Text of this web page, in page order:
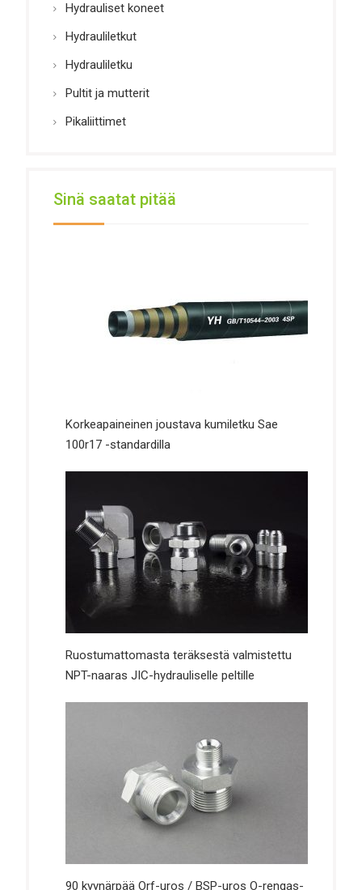
Hydrauliset koneet
Hydrauliletkut
Hydrauliletku
Pultit ja mutterit
Pikaliittimet
Sinä saatat pitää
Korkeapaineinen joustava kumiletku Sae
100r17 -standardilla
Ruostumattomasta teräksestä valmistettu
NPT-naaras JIC-hydrauliselle peltille
90 kyynärpää Orf-uros / BSP-uros O-rengas-